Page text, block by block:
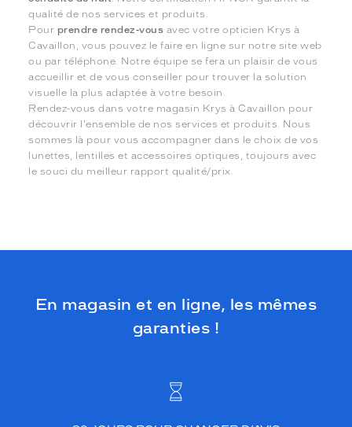
qualité de nos services et produits.
Pour prendre rendez-vous avec votre opticien Krys à
Cavaillon, vous pouvez le faire en ligne sur notre site web
ou par téléphone. Notre équipe se fera un plaisir de vous
accueillir et de vous conseiller pour trouver la solution
visuelle la plus adaptée à votre besoin.
Rendez-vous dans votre magasin Krys à Cavaillon pour
découvrir l'ensemble de nos services et produits. Nous
sommes là pour vous accompagner dans le choix de vos
lunettes, lentilles et accessoires optiques, toujours avec
le souci du meilleur rapport qualité/prix.
En magasin et en ligne, les mêmes
garanties !